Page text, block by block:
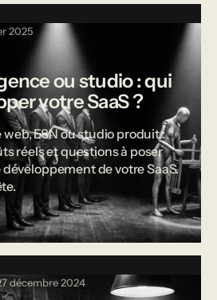
2025
ou studio : qui
votre SaaS ?
ESN ou studio produit :
réels et questions à poser
de votre SaaS.
décembre 2024